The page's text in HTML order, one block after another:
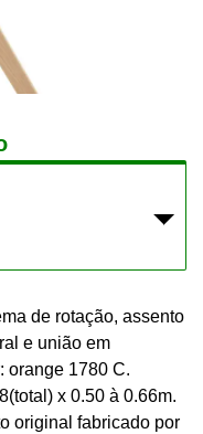
de rotação, assento
e união em
orange 1780 C.
x 0.50 à 0.66m.
original fabricado por